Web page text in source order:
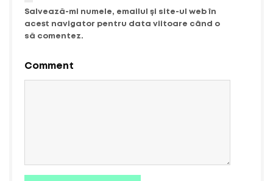
Salvează-mi numele, emailul și site-ul web în
acest navigator pentru data viitoare când o
să comentez.
Comment